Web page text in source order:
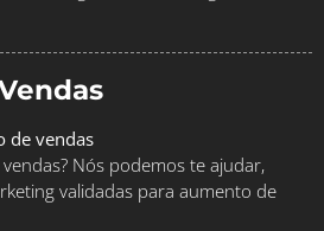
de vendas
Nós podemos te ajudar,
validadas para aumento de